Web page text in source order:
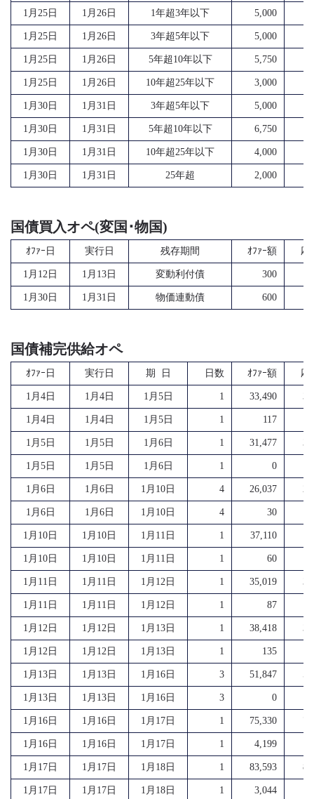
1月25日 1月26日 1年超3年以下 5,000
1月25日 1月26日 3年超5年以下 5,000
1月25日 1月26日 5年超10年以下 5,750
1月25日 1月26日 10年超25年以下 3,000
1月30日 1月31日 3年超5年以下 5,000
1月30日 1月31日 5年超10年以下 6,750
1月30日 1月31日 10年超25年以下 4,000
1月30日 1月31日 25年超 2,000
国債買入オペ(変国･物国)
ｵﾌｧｰ日 実行日 残存期間 ｵﾌｧｰ額 応
1月12日 1月13日 変動利付債 300
1月30日 1月31日 物価連動債 600
国債補完供給オペ
ｵﾌｧｰ日 実行日 期 日 日数 ｵﾌｧｰ額 応
1月4日 1月4日 1月5日 1 33,490
1月4日 1月4日 1月5日 1 117
1月5日 1月5日 1月6日 1 31,477
1月5日 1月5日 1月6日 1 0
1月6日 1月6日 1月10日 4 26,037
1月6日 1月6日 1月10日 4 30
1月10日 1月10日 1月11日 1 37,110
1月10日 1月10日 1月11日 1 60
1月11日 1月11日 1月12日 1 35,019
1月11日 1月11日 1月12日 1 87
1月12日 1月12日 1月13日 1 38,418
1月12日 1月12日 1月13日 1 135
1月13日 1月13日 1月16日 3 51,847
1月13日 1月13日 1月16日 3 0
1月16日 1月16日 1月17日 1 75,330
1月16日 1月16日 1月17日 1 4,199
1月17日 1月17日 1月18日 1 83,593
1月17日 1月17日 1月18日 1 3,044